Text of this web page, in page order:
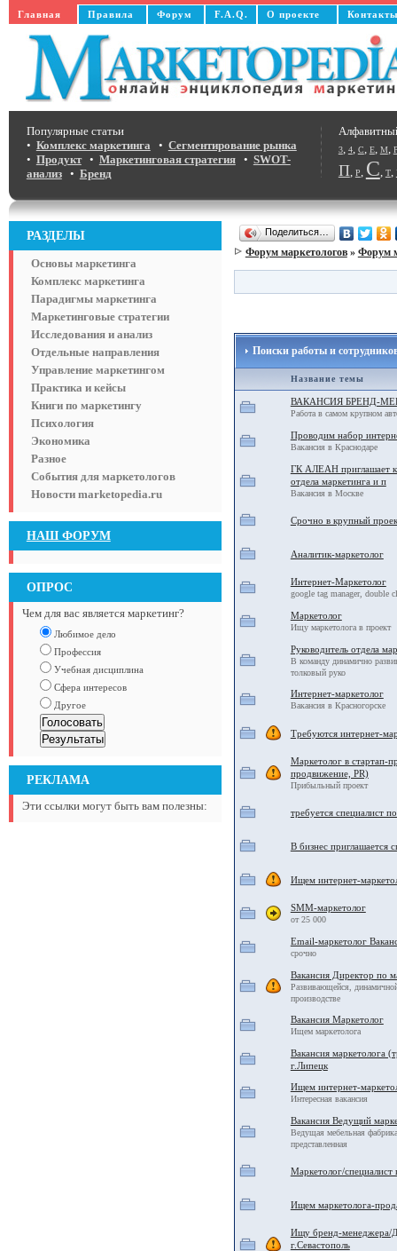
Главная Правила Форум F.A.Q. О проекте
3, 4, C, E, M,
П, Р, С, Т,
Популярные статьи
• Комплекс маркетинга • Сегментирование рынка
• Продукт• Маркетинговая стратегия• SWOT-
анализ• Бренд
РАЗДЕЛЫ
Основы маркетинга
Комплекс маркетинга
Парадигмы маркетинга
Маркетинговые стратегии
Исследования и анализ
Отдельные направления
Управление маркетингом
Практика и кейсы
Книги по маркетингу
Психология
Экономика
Разное
События для маркетологов
Новости marketopedia.ru
НАШ ФОРУМ
ОПРОС
Чем для вас является маркетинг?
Любимое дело
Профессия
Учебная дисциплина
Сфера интересов
Другое
РЕКЛАМА
Эти ссылки могут быть вам полезны:
Поделиться…
Форум маркетологов» Форум
Поиски работы и
Название темы
ВАКАНСИЯ БРЕНД-
Работа в самом крупном
Проводим набор
Вакансия в Краснодаре
ГК АЛЕАН приглашает к
отдела маркетинга и п
Вакансия в Москве
Срочно в крупный
Аналитик-маркетолог
Интернет-Маркетолог
google tag manager, double
Маркетолог
Ищу маркетолога в проект
Руководитель отдела
В команду динамично
толковый руко
Интернет-маркетолог
Вакансия в Красногорске
Требуются интернет-
Маркетолог в стартап-
продвижение, PR)
Прибыльный проект
требуется специалист
В бизнес приглашается
Ищем интернет-
SMM-маркетолог
от 25 000
Email-маркетолог
срочно
Вакансия Директор по
Развивающейся,
производстве
Вакансия Маркетолог
Ищем маркетолога
Вакансия маркетолога
г.Липецк
Ищем интернет-
Интересная вакансия
Вакансия Ведущий
Ведущая мебельная
представленная
Маркетолог/специалист
Ищем маркетолога-
Ищу бренд-менеджера/
г.Севастополь